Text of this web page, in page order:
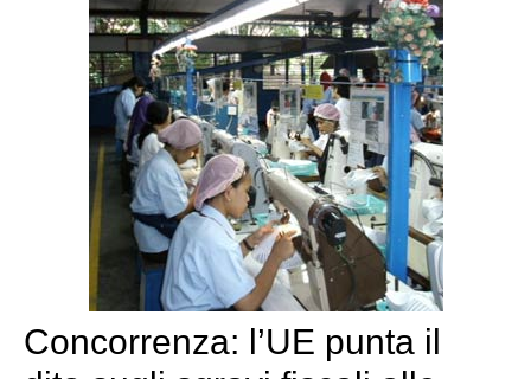
Concorrenza: l’UE punta il